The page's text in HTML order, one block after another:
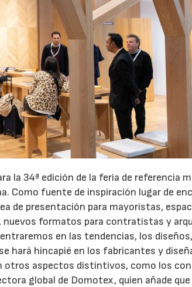
la 34ª edición de la feria de referencia
Como fuente de inspiración lugar de
de presentación para mayoristas,
formatos para contratistas y
en las tendencias, los
hará hincapié en los fabricantes y
otros aspectos distintivos, como los
global de Domotex, quien añade que